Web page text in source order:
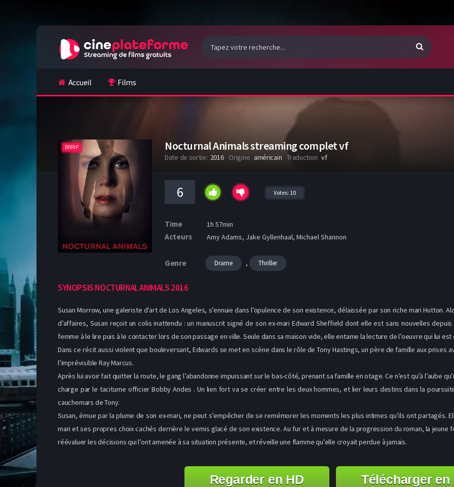
Accueil Films
BRRIP Nocturnal Animals streaming complet vf
Date de sortie: 2016 Origine américain Traduction vf
6 Votes: 10
Time 1h 57min
Acteurs Amy Adams, Jake Gyllenhaal, Michael Shannon
Genre Drame , Thriller
SYNOPSIS NOCTURNAL ANIMALS 2016
Susan Morrow, une galeriste d’art de Los Angeles, s’ennuie dans l’opulence de son existence, délaissée par son riche mari Hutton.
d’affaires, Susan reçoit un colis inattendu : un manuscrit signé de son ex-mari Edward Sheffield dont elle est sans nouvelles
femme à le lire puis à le contacter lors de son passage en ville. Seule dans sa maison vide, elle entame la lecture de l’oeuvre qui lui
Dans ce récit aussi violent que bouleversant, Edwards se met en scène dans le rôle de Tony Hastings, un père de famille aux prises
l’imprévisible Ray Marcus.
Après lui avoir fait quitter la route, le gang l’abandonne impuissant sur le bas-côté, prenant sa famille en otage. Ce n’est qu’à l’aube
charge par le taciturne officier Bobby Andes . Un lien fort va se créer entre les deux hommes, et lier leurs destins dans la
cauchemars de Tony.
Susan, émue par la plume de son ex-mari, ne peut s’empêcher de se remémorer les moments les plus intimes qu’ils ont
mari et ses propres choix cachés derrière le vernis glacé de son existence. Au fur et à mesure de la progression du roman, la
réévaluer les décisions qui l’ont amenée à sa situation présente, et réveille une flamme qu’elle croyait perdue à jamais.
Regarder en HD Télécharger en